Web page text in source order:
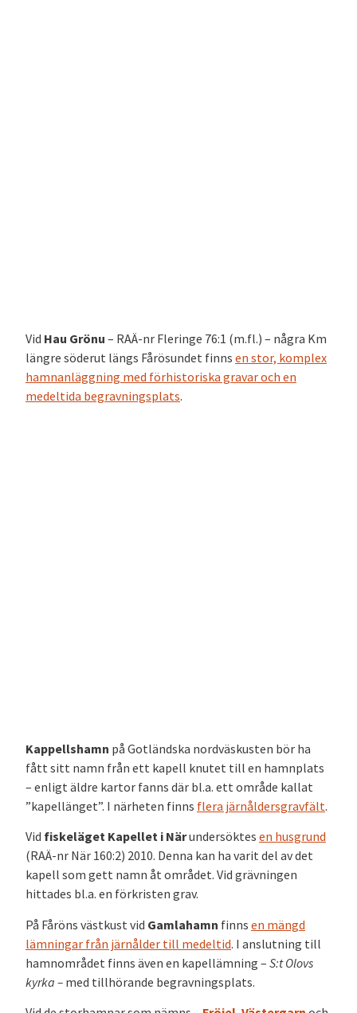
Vid Hau Grönu – RAÄ-nr Fleringe 76:1 (m.fl.) – några Km
längre söderut längs Fårösundet finns en stor, komplex
hamnanläggning med förhistoriska gravar och en
medeltida begravningsplats.
Kappellshamn på Gotländska nordväskusten bör ha
fått sitt namn från ett kapell knutet till en hamnplats
– enligt äldre kartor fanns där bl.a. ett område kallat
”kapellänget”. I närheten finns flera järnåldersgravfält.
Vid fiskeläget Kapellet i Närundersöktes en husgrund
(RAÄ-nr När 160:2) 2010. Denna kan ha varit del av det
kapell som gett namn åt området. Vid grävningen
hittades bl.a. en förkristen grav.
På Fåröns västkust vid Gamlahamn finns en mängd
lämningar från järnålder till medeltid. I anslutning till
hamnområdet finns även en kapellämning – S:t Olovs
kyrka – med tillhörande begravningsplats.